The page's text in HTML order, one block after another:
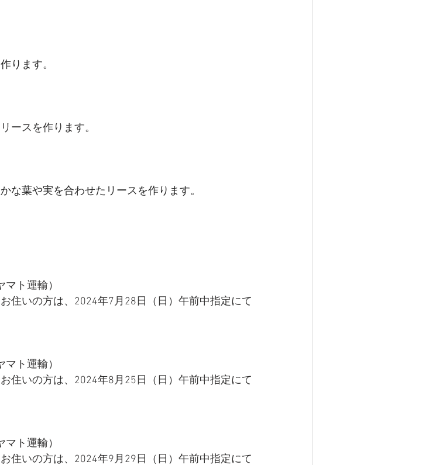
ります。
ースを作ります。
な葉や実を合わせたリースを作ります。
ト運輸）
住いの方は、2024年7月28日（日）午前中指定にて
ト運輸）
住いの方は、2024年8月25日（日）午前中指定にて
ト運輸）
住いの方は、2024年9月29日（日）午前中指定にて